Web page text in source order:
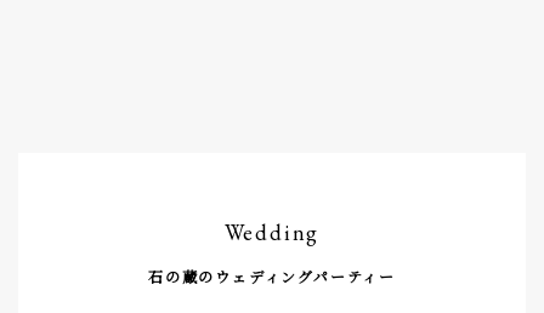
Wedding
石の蔵のウェディングパーティー